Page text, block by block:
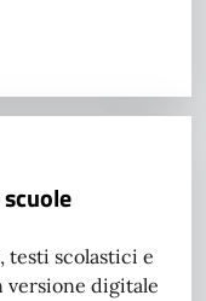
testi scolastici e
digitale